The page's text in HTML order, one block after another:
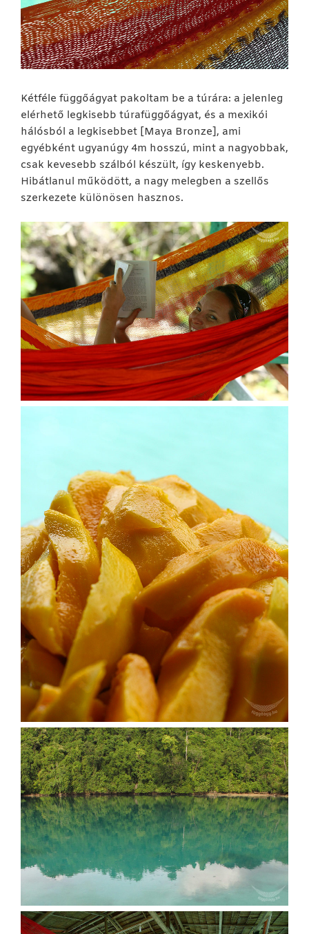
Kétféle függőágyat pakoltam be a túrára: a jelenleg
elérhető legkisebb túrafüggőágyat, és a mexikói
hálósból a legkisebbet [Maya Bronze], ami
egyébként ugyanúgy 4m hosszú, mint a nagyobbak,
csak kevesebb szálból készült, így keskenyebb.
Hibátlanul működött, a nagy melegben a szellős
szerkezete különösen hasznos.